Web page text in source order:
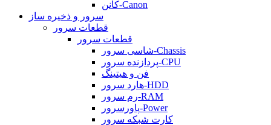
کانن-Canon
سرور و ذخیره ساز
قطعات سرور
قطعات سرور
شاسی سرور-Chassis
پردازنده سرور-CPU
فن و هیتینگ
هارد سرور-HDD
رم سرور-RAM
پاورسرور-Power
کارت شبکه سرور